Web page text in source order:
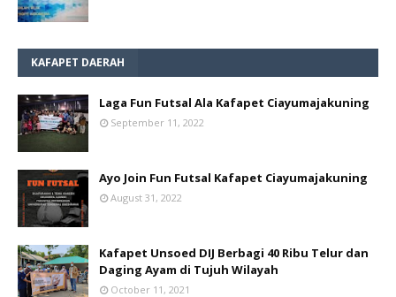
KAFAPET DAERAH
Laga Fun Futsal Ala Kafapet Ciayumajakuning
September 11, 2022
Ayo Join Fun Futsal Kafapet Ciayumajakuning
August 31, 2022
Kafapet Unsoed DIJ Berbagi 40 Ribu Telur dan
Daging Ayam di Tujuh Wilayah
October 11, 2021